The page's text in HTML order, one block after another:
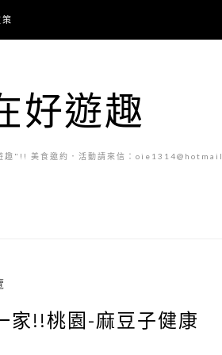
好遊趣
趣"!! 美食邀約．活動請來信：
家!!桃園-麻豆子健康